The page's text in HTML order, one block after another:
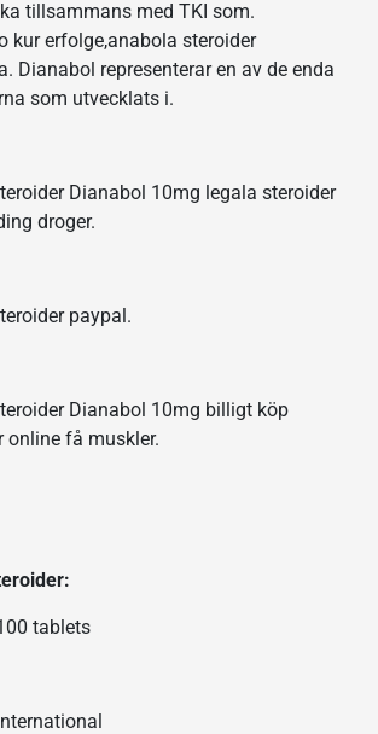
tillsammans med TKI som.
kur erfolge,anabola steroider
Dianabol representerar en av de enda
som utvecklats i.
Dianabol 10mg legala steroider
droger.
paypal.
Dianabol 10mg billigt köp
online få muskler.
tablets